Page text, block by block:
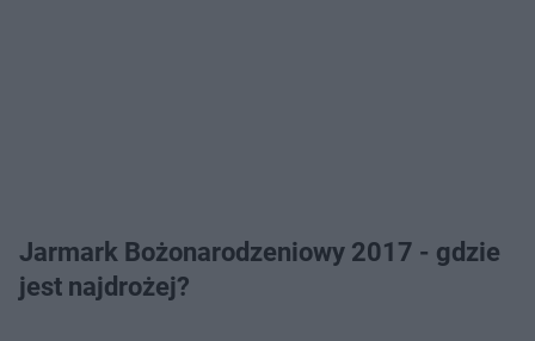
Jarmark Bożonarodzeniowy 2017 - gdzie
jest najdrożej?